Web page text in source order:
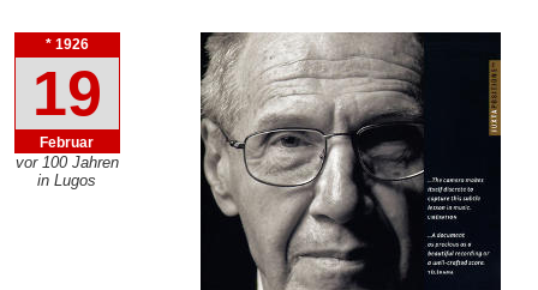
* 1926
19
Februar
vor 100 Jahren
in Lugos